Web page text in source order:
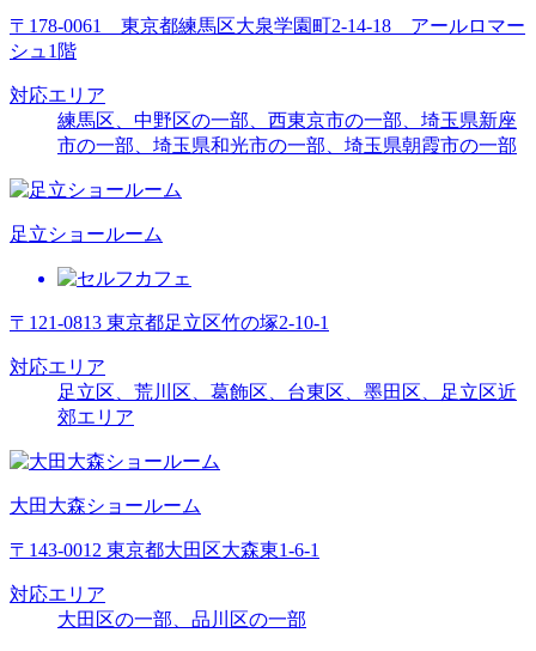
〒178-0061 東京都練馬区大泉学園町2-14-18 アールロマー
シュ1階
対応エリア
練馬区、中野区の一部、西東京市の一部、埼玉県新座
市の一部、埼玉県和光市の一部、埼玉県朝霞市の一部
足立ショールーム
〒121-0813 東京都足立区竹の塚2-10-1
対応エリア
足立区、荒川区、葛飾区、台東区、墨田区、足立区近
郊エリア
大田大森ショールーム
〒143-0012 東京都大田区大森東1-6-1
対応エリア
大田区の一部、品川区の一部